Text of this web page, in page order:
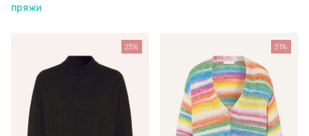
пряжи
23% 31%